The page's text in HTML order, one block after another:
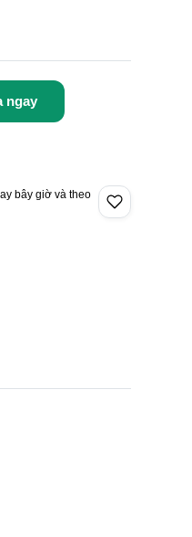
ngay
bây giờ và theo